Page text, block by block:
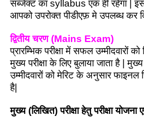
सब्जेक्ट का syllabus एक ही रहेगा |
आपको उपरोक्त पीडीएफ़ मे उपलब्ध कर
द्वितीय चरण (Mains Exam)
प्रारम्भिक परीक्षा में सफल उम्मीदवारों को
मुख्य परीक्षा के लिए बुलाया जाता है |
उम्मीदवारों को मेरिट के अनुसार फाइनल
है|
मुख्य (लिखित) परीक्षा हेतु परीक्षा योजना